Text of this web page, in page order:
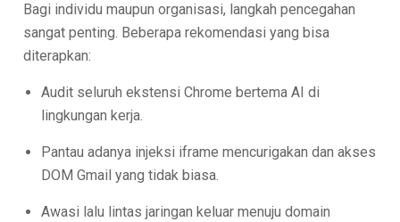
Bagi individu maupun organisasi, langkah pencegahan
sangat penting. Beberapa rekomendasi yang bisa
diterapkan:
Audit seluruh ekstensi Chrome bertema AI di
lingkungan kerja.
Pantau adanya injeksi iframe mencurigakan dan akses
DOM Gmail yang tidak biasa.
Awasi lalu lintas jaringan keluar menuju domain